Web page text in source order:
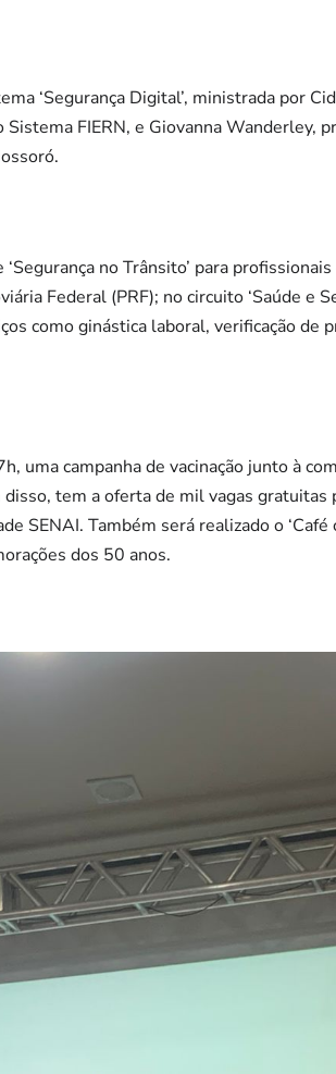
‘Segurança Digital’, ministrada por
FIERN, e Giovanna Wanderley,
no Trânsito’ para
Federal (PRF); no circuito ‘Saúde e
como ginástica laboral, verificação de
uma campanha de vacinação junto à
tem a oferta de mil vagas gratuitas
SENAI. Também será realizado o ‘Café
dos 50 anos.